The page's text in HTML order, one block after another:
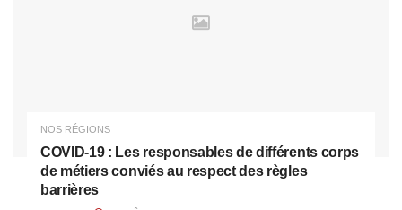
NOS RÉGIONS
COVID-19 : Les responsables de différents corps
de métiers conviés au respect des règles
barrières